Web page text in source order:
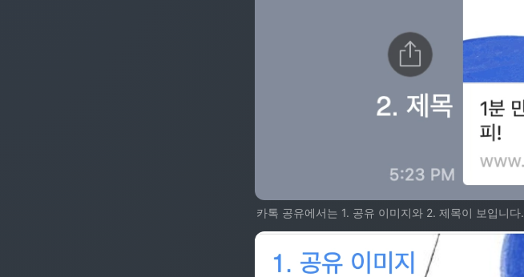
카톡 공유에서는 1. 공유 이미지와 2. 제목이 보입니다.